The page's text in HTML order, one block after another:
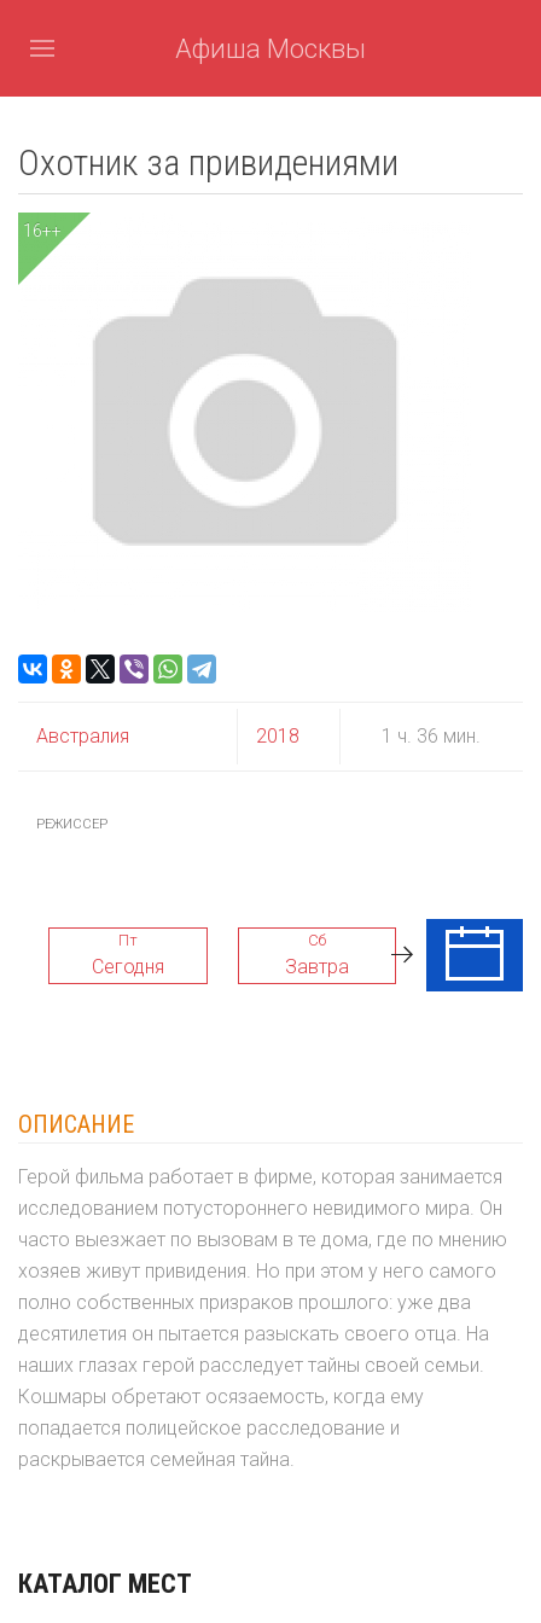
Афиша Москвы
Охотник за привидениями
16++
Австралия 2018 1 ч. 36 мин.
РЕЖИССЕР
Пт
Сегодня
Сб
Завтра
Вс
ОПИСАНИЕ
Герой фильма работает в фирме, которая занимается
исследованием потустороннего невидимого мира. Он
часто выезжает по вызовам в те дома, где по мнению
хозяев живут привидения. Но при этом у него самого
полно собственных призраков прошлого: уже два
десятилетия он пытается разыскать своего отца. На
наших глазах герой расследует тайны своей семьи.
Кошмары обретают осязаемость, когда ему
попадается полицейское расследование и
раскрывается семейная тайна.
КАТАЛОГ МЕСТ